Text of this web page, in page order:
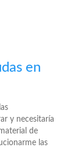
en
y necesitaría
de
las